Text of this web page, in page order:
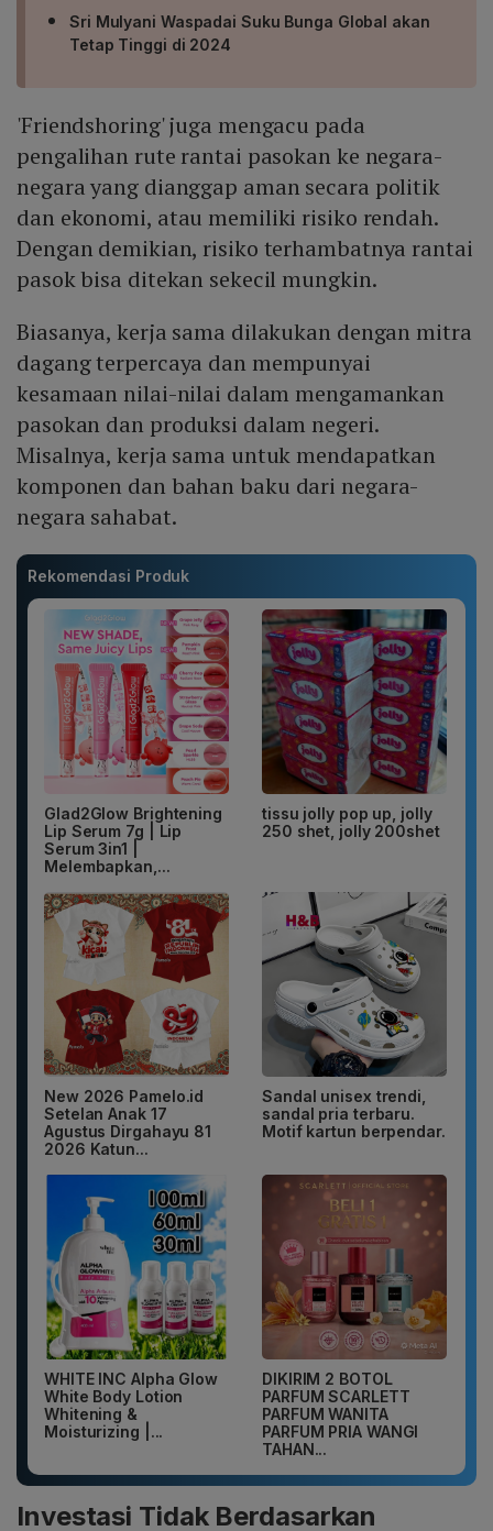
Sri Mulyani Waspadai Suku Bunga Global akan
Tetap Tinggi di 2024
'Friendshoring' juga mengacu pada
pengalihan rute rantai pasokan ke negara-
negara yang dianggap aman secara politik
dan ekonomi, atau memiliki risiko rendah.
Dengan demikian, risiko terhambatnya rantai
pasok bisa ditekan sekecil mungkin.
Biasanya, kerja sama dilakukan dengan mitra
dagang terpercaya dan mempunyai
kesamaan nilai-nilai dalam mengamankan
pasokan dan produksi dalam negeri.
Misalnya, kerja sama untuk mendapatkan
komponen dan bahan baku dari negara-
negara sahabat.
Rekomendasi Produk
Glad2Glow Brightening
Lip Serum 7g | Lip
Serum 3in1 |
Melembapkan,...
tissu jolly pop up, jolly
250 shet, jolly 200shet
New 2026 Pamelo.id
Setelan Anak 17
Agustus Dirgahayu 81
2026 Katun...
Sandal unisex trendi,
sandal pria terbaru.
Motif kartun berpendar.
WHITE INC Alpha Glow
White Body Lotion
Whitening &
Moisturizing |...
DIKIRIM 2 BOTOL
PARFUM SCARLETT
PARFUM WANITA
PARFUM PRIA WANGI
TAHAN...
Investasi Tidak Berdasarkan